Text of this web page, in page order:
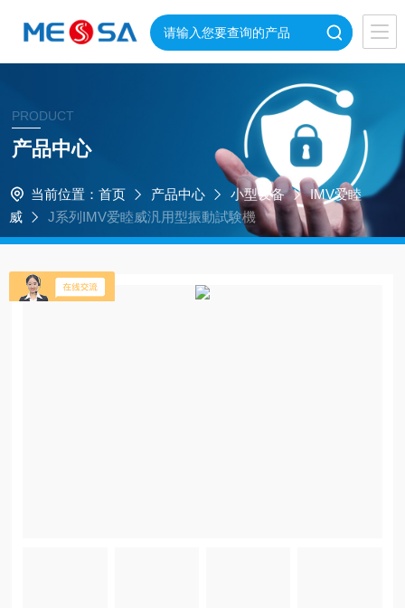
PRODUCT
产品中心
当前位置： 首页 产品中心 小型设备
IMV爱睦
威
J系列IMV爱睦威汎用型振動試験機